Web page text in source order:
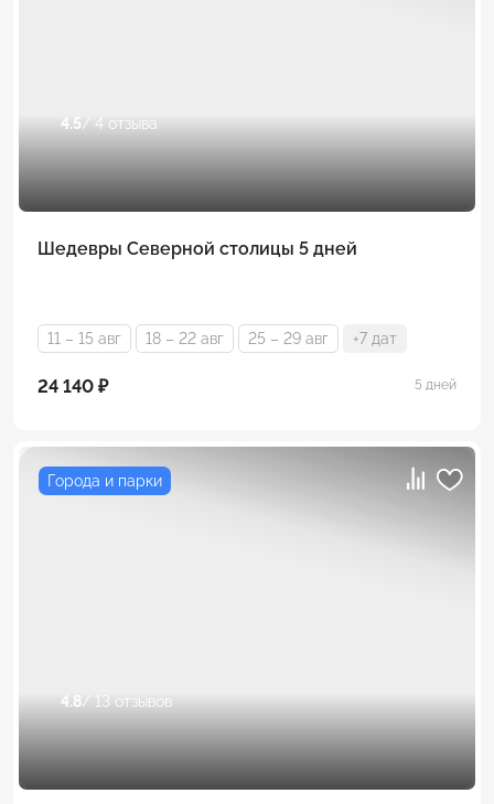
4.5/ 4 отзыва
Шедевры Северной столицы 5 дней
11 – 15 авг 18 – 22 авг 25 – 29 авг +7 дат
24 140 ₽ 5 дней
Города и парки
4.8/ 13 отзывов